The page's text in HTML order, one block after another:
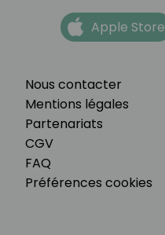
Nous contacter
Mentions légales
Partenariats
CGV
FAQ
Préférences cookies
Apple Store